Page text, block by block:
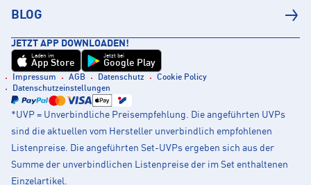
BLOG
JETZT APP DOWNLOADEN!
Laden im
App Store
Jetzt bei
Google Play
Impressum AGB Datenschutz
Cookie Policy
Datenschutzeinstellungen
*UVP = Unverbindliche Preisempfehlung. Die angeführten UVPs
sind die aktuellen vom Hersteller unverbindlich empfohlenen
Listenpreise. Die angeführten Set-UVPs ergeben sich aus der
Summe der unverbindlichen Listenpreise der im Set enthaltenen
Einzelartikel.